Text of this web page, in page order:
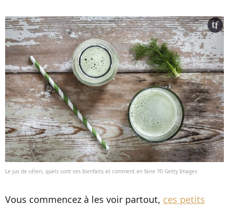
Le jus de céleri, quels sont ses bienfaits et comment en faire ?© Getty Images
Vous commencez à les voir partout, ces petits